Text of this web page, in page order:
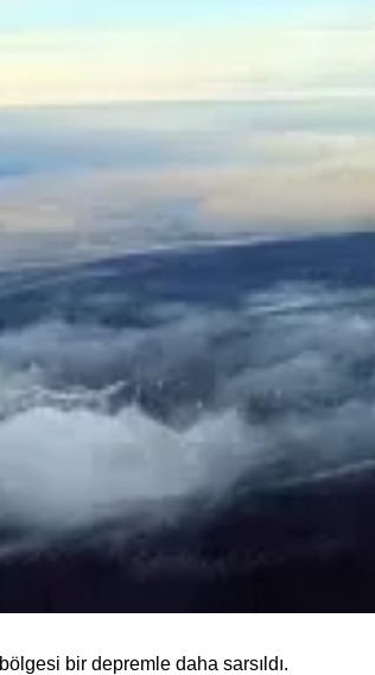
bölgesi bir depremle daha sarsıldı.